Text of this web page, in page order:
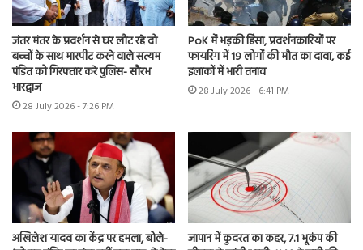
जंतर मंतर के प्रदर्शन से घर लौट रहे दो
बच्चों के साथ मारपीट करने वाले सत्यम
पंडित को गिरफ्तार करे पुलिस- सौरभ
भारद्वाज
28 July 2026 - 7:26 PM
PoK में भड़की हिंसा, प्रदर्शनकारियों पर
फायरिंग में 19 लोगों की मौत का दावा, कई
इलाकों में भारी तनाव
28 July 2026 - 6:41 PM
अखिलेश यादव का केंद्र पर हमला, बोले-
जापान में कुदरत का कहर, 7.1 भूकंप की